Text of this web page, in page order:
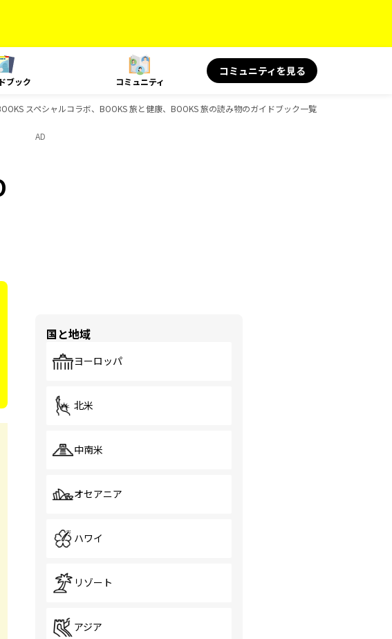
ブック コミュニティ
コミュニティを見る
スペシャルコラボ、BOOKS 旅と健康、BOOKS 旅の読み物のガイドブック一覧
AD
国と地域
ヨーロッパ
北米
中南米
オセアニア
ハワイ
リゾート
アジア